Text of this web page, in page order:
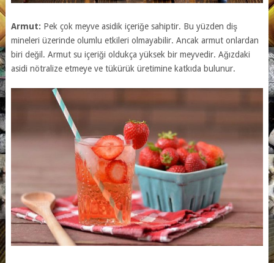
Armut: Pek çok meyve asidik içeriğe sahiptir. Bu yüzden diş
mineleri üzerinde olumlu etkileri olmayabilir. Ancak armut onlardan
biri değil. Armut su içeriği oldukça yüksek bir meyvedir. Ağızdaki
asidi nötralize etmeye ve tükürük üretimine katkıda bulunur.